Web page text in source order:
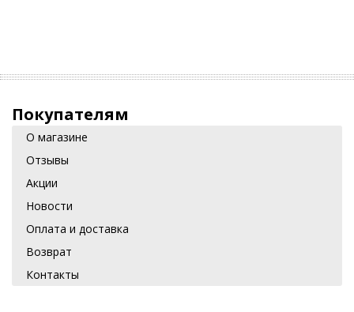
Покупателям
О магазине
Отзывы
Акции
Новости
Оплата и доставка
Возврат
Контакты